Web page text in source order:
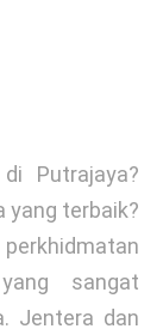
Putrajaya?
yang terbaik?
perkhidmatan
sangat
Jentera dan